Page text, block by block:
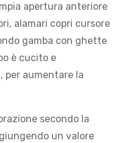
apertura anteriore
alamari copri cursore
gamba con ghette
è cucito e
per aumentare la
secondo la
un valore